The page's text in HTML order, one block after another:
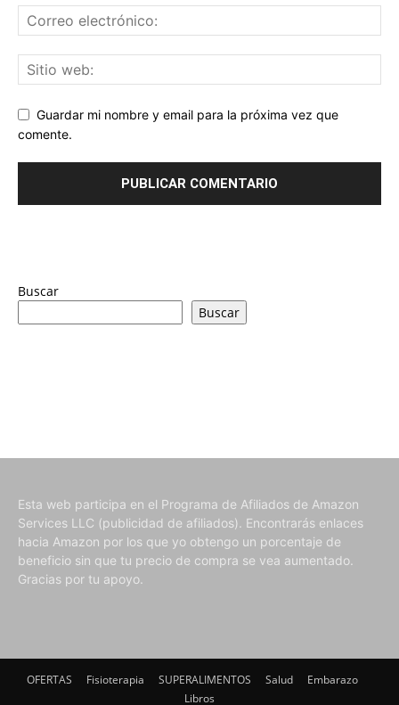
Guardar mi nombre y email para la próxima vez que
comente.
Buscar
Buscar
Esta web participa en el Programa de Afiliados de Amazon
Services LLC (publicidad de afiliados). Encontrarás enlaces
hacia Amazon por los que yo obtengo un porcentaje de
beneficio sin que tu precio de compra se vea aumentado.
Gracias por tu apoyo.
OFERTAS Fisioterapia SUPERALIMENTOS Salud
Embarazo
Libros